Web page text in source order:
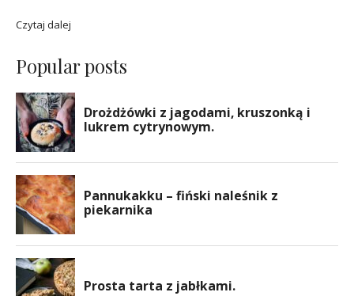
Czytaj dalej
Popular posts